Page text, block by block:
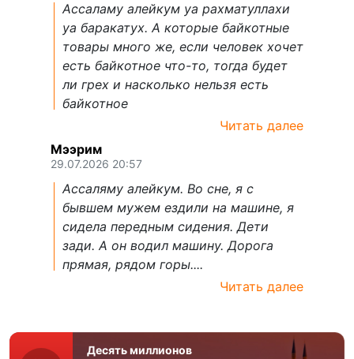
Ассаламу алейкум уа рахматуллахи
уа баракатух. А которые байкотные
товары много же, если человек хочет
есть байкотное что-то, тогда будет
ли грех и насколько нельзя есть
байкотное
Читать далее
Мээрим
29.07.2026 20:57
Ассаляму алейкум. Во сне, я с
бывшем мужем ездили на машине, я
сидела передным сидения. Дети
зади. А он водил машину. Дорога
прямая, рядом горы....
Читать далее
Десять миллионов